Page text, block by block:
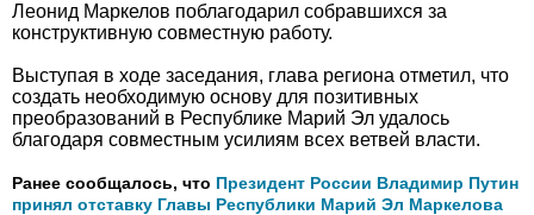
Леонид Маркелов поблагодарил собравшихся за
конструктивную совместную работу.
Выступая в ходе заседания, глава региона отметил, что
создать необходимую основу для позитивных
преобразований в Республике Марий Эл удалось
благодаря совместным усилиям всех ветвей власти.
Ранее сообщалось, что Президент России Владимир Путин
принял отставку Главы Республики Марий Эл Маркелова